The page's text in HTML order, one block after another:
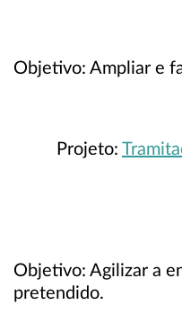
Objetivo: Ampliar e
Projeto:
Objetivo: Agilizar a
pretendido.